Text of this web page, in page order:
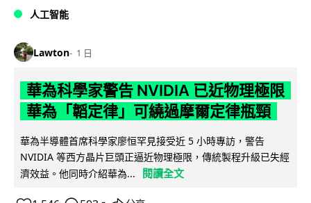
人工智能
Lawton 1 日
華為科學家警告 NVIDIA 已近物理極限
華為「韜定律」可繞過摩爾定律瓶頸
華為半導體首席科學家廖恒罕見接受近 5 小時專訪，警告
NVIDIA 等西方晶片巨頭正逼近物理極限，傳統製程升級已失經
濟效益。他同時介紹華為...
閱讀全文